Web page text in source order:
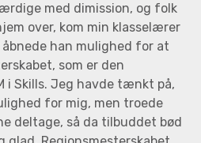
med dimission, og folk
over, kom min klasselærer
han mulighed for at
som er den
i Skills. Jeg havde tænkt på,
for mig, men troede
deltage, så da tilbuddet bød